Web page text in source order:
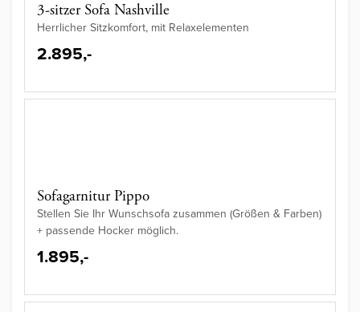
3-sitzer Sofa Nashville
Herrlicher Sitzkomfort, mit Relaxelementen
2.895,-
Sofagarnitur Pippo
Stellen Sie Ihr Wunschsofa zusammen (Größen & Farben)
+ passende Hocker möglich.
1.895,-